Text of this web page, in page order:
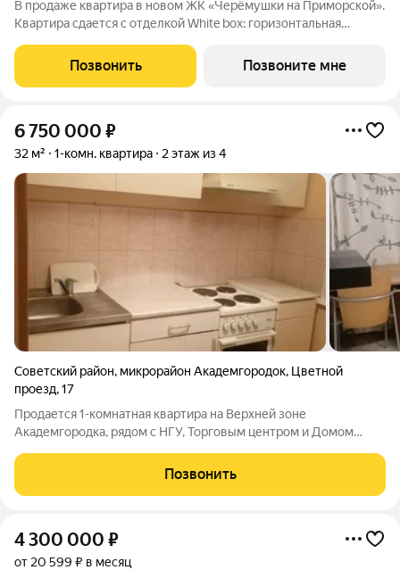
В продаже квартира в новом ЖК «Черёмушки на Приморской».
Квартира сдается с отделкой White box: горизонтальная
розетки и выключатели и др. В новостройке все для семейного
комфорта: - закрытый
Позвонить Позвоните мне
6 750 000 ₽
32 м² 1-комн. квартира 2 этаж из 4
Советский район, микрорайон Академгородок, Цветной
проезд,17
Продается 1-комнатная квартира на Верхней зоне
Академгородка, рядом с НГУ, Торговым центром и Домом
семей. Все - рядом. И НГУ, и две остановки автотранспорта
(Дом Ученых и Цветной проезд,
Позвонить
4 300 000 ₽
от 20 599 ₽ в месяц